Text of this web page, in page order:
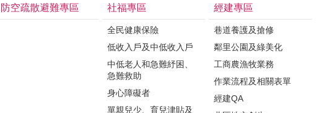
防空疏散避難專區 社福專區
全民健康保險
低收入戶及中低收入戶
中低老人和急難紓困、
急難救助
身心障礙者
單親兒少、育兒津貼及
經建專區
巷道養護及搶修
鄰里公園及綠美化
工商農漁牧業務
作業流程及相關表單
經建QA